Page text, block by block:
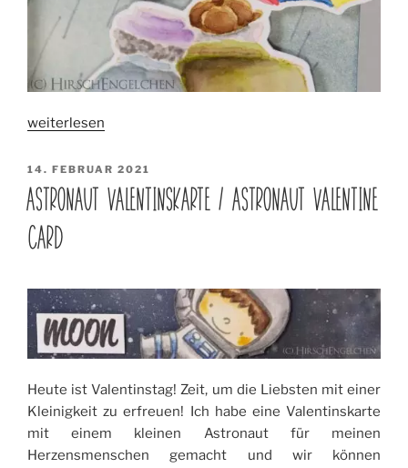
„Tag
the
month
–
February“
weiterlesen
VERÖFFENTLICHT
AM
14. FEBRUAR 2021
ASTRONAUT VALENTINSKARTE / ASTRONAUT VALENTINE
CARD
Heute ist Valentinstag! Zeit, um die Liebsten mit einer
Kleinigkeit zu erfreuen! Ich habe eine Valentinskarte
mit einem kleinen Astronaut für meinen
Herzensmenschen gemacht und wir können